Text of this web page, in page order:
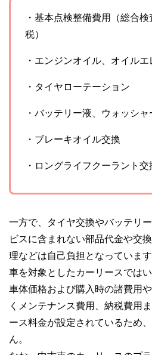
・基本点検整備費用（総合
税）
・エンジンオイル、オイル
・タイヤローテーション
・バッテリー液、ウォッシ
・ブレーキオイル交換
・ロングライフクーラント交
一方で、タイヤ交換やバッテリ
ビスに含まれない部品代金や交
理などは自己負担となっていま
車を対象としたカーリースでは
車体価格および購入時の諸費用
くメンテナンス費用、納税費用
ース料金が設定されているため
ん。